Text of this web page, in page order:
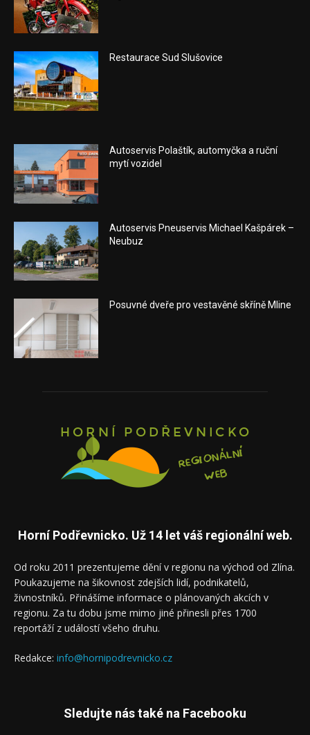
Restaurace Sud Slušovice
Autoservis Polaštík, automyčka a ruční
mytí vozidel
Autoservis Pneuservis Michael Kašpárek –
Neubuz
Posuvné dveře pro vestavěné skříně Mline
Horní Podřevnicko. Už 14 let váš regionální web.
Od roku 2011 prezentujeme dění v regionu na východ od Zlína.
Poukazujeme na šikovnost zdejších lidí, podnikatelů,
živnostníků. Přinášíme informace o plánovaných akcích v
regionu. Za tu dobu jsme mimo jiné přinesli přes 1700
reportáží z událostí všeho druhu.
Redakce: info@hornipodrevnicko.cz
Sledujte nás také na Facebooku